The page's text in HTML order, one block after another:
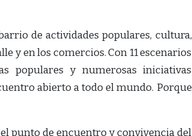
de actividades populares, cultura,
y en los comercios. Con 11 escenarios
populares y numerosas iniciativas
abierto a todo el mundo. Porque
punto de encuentro y convivencia del